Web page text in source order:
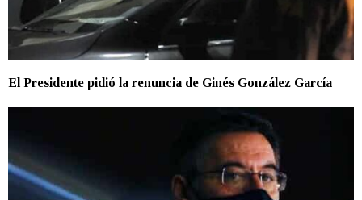
El Presidente pidió la renuncia de Ginés González García